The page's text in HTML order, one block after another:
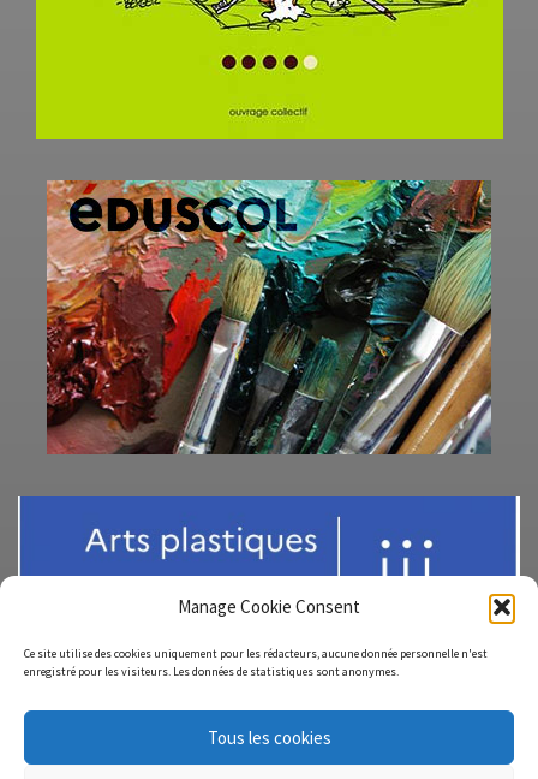
Manage Cookie Consent
Ce site utilise des cookies uniquement pour les rédacteurs, aucune donnée personnelle n'est
enregistré pour les visiteurs. Les données de statistiques sont anonymes.
Tous les cookies